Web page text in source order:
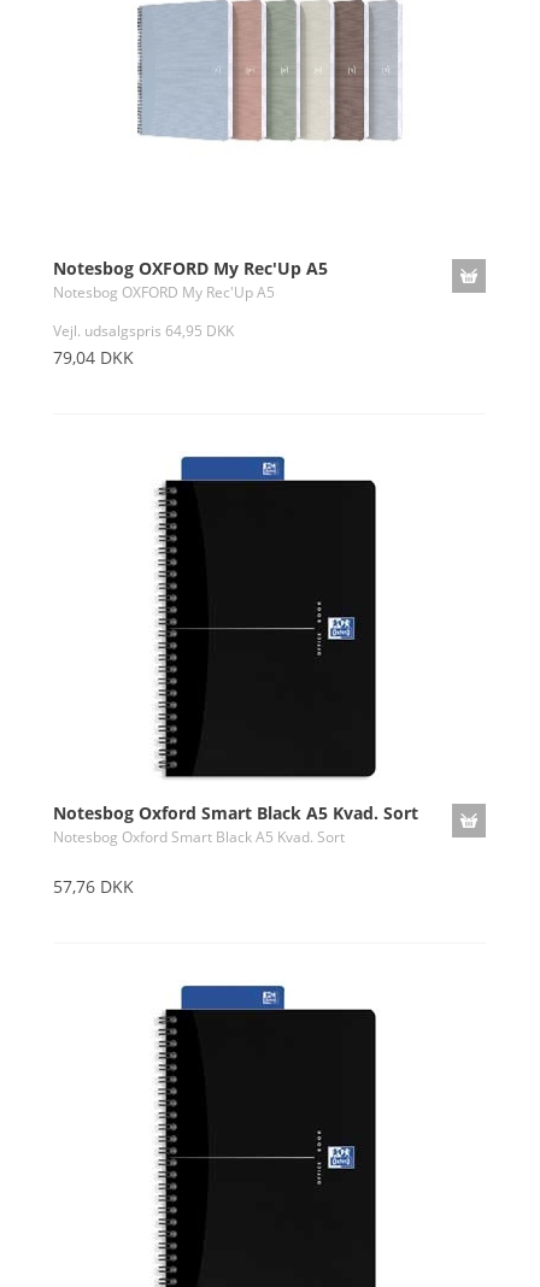
Notesbog OXFORD My Rec'Up A5
Notesbog OXFORD My Rec'Up A5
Vejl. udsalgspris 64,95 DKK
79,04 DKK
Notesbog Oxford Smart Black A5 Kvad. Sort
Notesbog Oxford Smart Black A5 Kvad. Sort
57,76 DKK